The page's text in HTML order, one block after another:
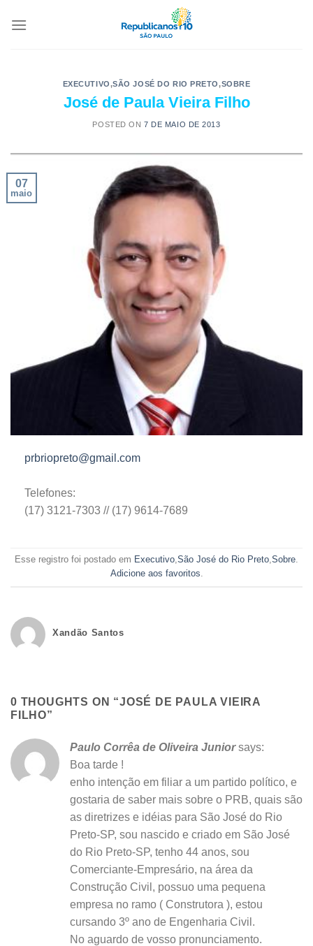
EXECUTIVO,SÃO JOSÉ DO RIO PRETO,SOBRE
José de Paula Vieira Filho
POSTED ON7 DE MAIO DE 2013
07
maio
prbriopreto@gmail.com
Telefones:
(17) 3121-7303 // (17) 9614-7689
Esse registro foi postado em Executivo,São José do Rio Preto,Sobre.
Adicione aos favoritos.
Xandão Santos
0 THOUGHTS ON “JOSÉ DE PAULA VIEIRA
FILHO”
Paulo Corrêa de Oliveira Junior says:
Boa tarde !
enho intenção em filiar a um partido político, e
gostaria de saber mais sobre o PRB, quais são
as diretrizes e idéias para São José do Rio
Preto-SP, sou nascido e criado em São José
do Rio Preto-SP, tenho 44 anos, sou
Comerciante-Empresário, na área da
Construção Civil, possuo uma pequena
empresa no ramo ( Construtora ), estou
cursando 3º ano de Engenharia Civil.
No aguardo de vosso pronunciamento.